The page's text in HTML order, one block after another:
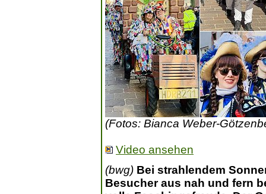
(Fotos: Bianca Weber-
Video ansehen
(bwg) Bei strahlendem
Besucher aus nah und fern